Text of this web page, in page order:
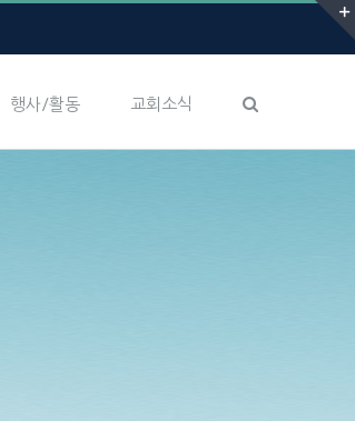
행사/활동 교회소식